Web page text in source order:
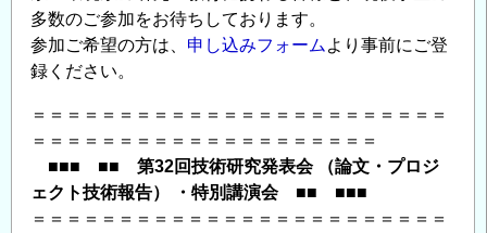
ム
令
和
研
多数のご参加をお待ちしております。
参加ご希望の方は、 申し込みフォーム より事前にご登
録ください。
＝＝＝＝＝＝＝＝＝＝＝＝＝＝＝＝＝＝＝＝＝＝＝＝
＝＝＝＝＝＝＝＝＝＝＝＝＝＝＝＝＝＝＝＝
■■■ ■■ 第32回技術研究発表会 （論文・プロジ
ェクト技術報告） ・特別講演会 ■■ ■■■
＝＝＝＝＝＝＝＝＝＝＝＝＝＝＝＝＝＝＝＝＝＝＝＝